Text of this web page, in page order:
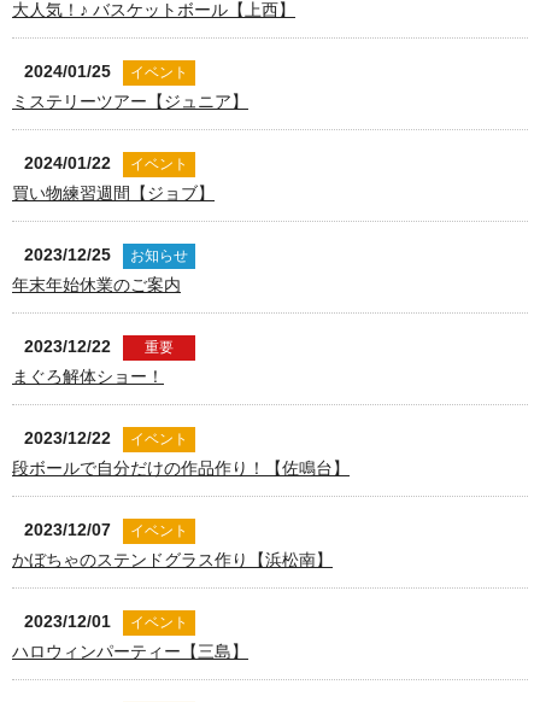
大人気！♪ バスケットボール【上西】
2024/01/25 イベント
ミステリーツアー【ジュニア】
2024/01/22 イベント
買い物練習週間【ジョブ】
2023/12/25 お知らせ
年末年始休業のご案内
2023/12/22 重要
まぐろ解体ショー！
2023/12/22 イベント
段ボールで自分だけの作品作り！【佐鳴台】
2023/12/07 イベント
かぼちゃのステンドグラス作り【浜松南】
2023/12/01 イベント
ハロウィンパーティー【三島】